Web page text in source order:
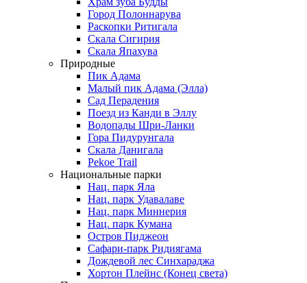
Город Полоннарува
Раскопки Ритигала
Скала Сигирия
Скала Япахува
Природные
Пик Адама
Малый пик Адама (Элла)
Сад Перадения
Поезд из Канди в Эллу
Водопады Шри-Ланки
Гора Пидурунгала
Скала Данигала
Pekoe Trail
Национальные парки
Нац. парк Яла
Нац. парк Удавалаве
Нац. парк Миннерия
Нац. парк Кумана
Остров Пиджеон
Сафари-парк Ридиягама
Дождевой лес Синхараджа
Хортон Плейнс (Конец света)